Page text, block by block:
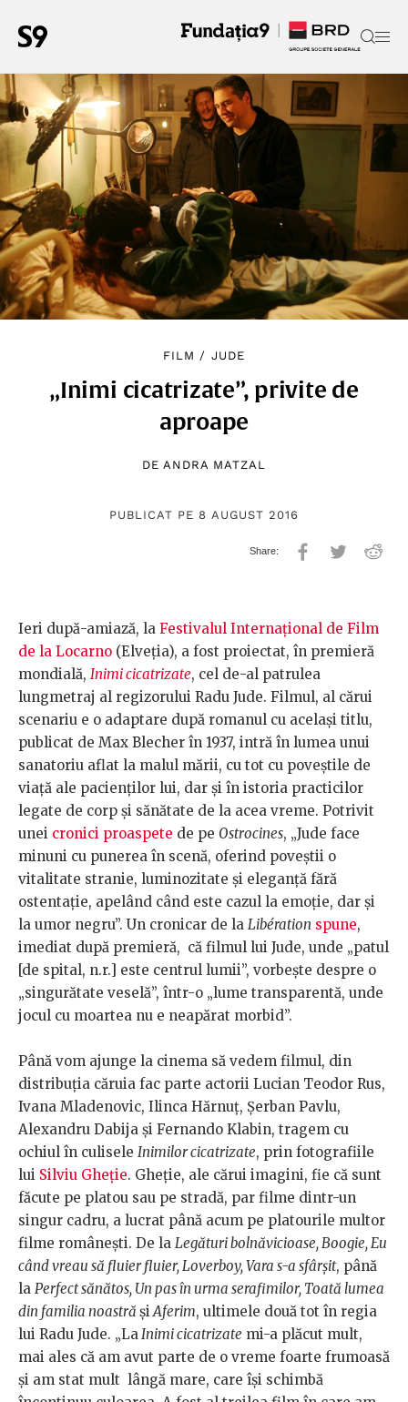
FILM / JUDE
„Inimi cicatrizate”, privite de
aproape
DE ANDRA MATZAL
PUBLICAT PE 8 AUGUST 2016
Ieri după-amiază, la Festivalul Internațional de Film
de la Locarno (Elveția), a fost proiectat, în premieră
mondială, Inimi cicatrizate, cel de-al patrulea
lungmetraj al regizorului Radu Jude. Filmul, al cărui
scenariu e o adaptare după romanul cu același titlu,
publicat de Max Blecher în 1937, intră în lumea unui
sanatoriu aflat la malul mării, cu tot cu poveștile de
viață ale pacienților lui, dar și în istoria practicilor
legate de corp și sănătate de la acea vreme. Potrivit
unei cronici proaspete de pe Ostrocines, „Jude face
minuni cu punerea în scenă, oferind poveștii o
vitalitate stranie, luminozitate și eleganță fără
ostentație, apelând când este cazul la emoție, dar și
la umor negru”. Un cronicar de la Libération spune,
imediat după premieră, că filmul lui Jude, unde „patul
[de spital, n.r.] este centrul lumii”, vorbește despre o
„singurătate veselă”, într-o „lume transparentă, unde
jocul cu moartea nu e neapărat morbid”.
Până vom ajunge la cinema să vedem filmul, din
distribuția căruia fac parte actorii Lucian Teodor Rus,
Ivana Mladenovic, Ilinca Hărnuț, Șerban Pavlu,
Alexandru Dabija și Fernando Klabin, tragem cu
ochiul în culisele Inimilor cicatrizate, prin fotografiile
lui Silviu Gheție. Gheție, ale cărui imagini, fie că sunt
făcute pe platou sau pe stradă, par filme dintr-un
singur cadru, a lucrat până acum pe platourile multor
filme românești. De la Legături bolnăvicioase, Boogie, Eu
când vreau să fluier fluier, Loverboy, Vara s-a sfârșit, până
la Perfect sănătos, Un pas în urma serafimilor, Toată lumea
din familia noastră șiAferim, ultimele două tot în regia
lui Radu Jude. „LaInimi cicatrizate mi-a plăcut mult,
mai ales că am avut parte de o vreme foarte frumoasă
şi am stat mult lângă mare, care îşi schimbă